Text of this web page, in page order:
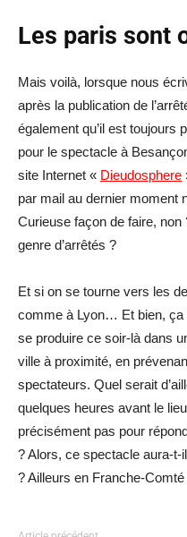
Les paris sont
Mais voilà, lorsque nous
après la publication de
également qu’il est toujours
pour le spectacle à
site Internet « Dieudosphere
par mail au dernier moment
Curieuse façon de faire,
genre d’arrêtés ?
Et si on se tourne vers les
comme à Lyon… Et bien, ça
se produire ce soir-là dans
ville à proximité, en
spectateurs. Quel serait
quelques heures avant le
précisément pas pour
? Alors, ce spectacle aura-
? Ailleurs en Franche-